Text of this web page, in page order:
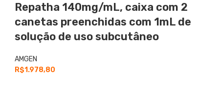
Repatha 140mg/mL, caixa com 2
canetas preenchidas com 1mL de
solução de uso subcutâneo
AMGEN
R$1.978,80